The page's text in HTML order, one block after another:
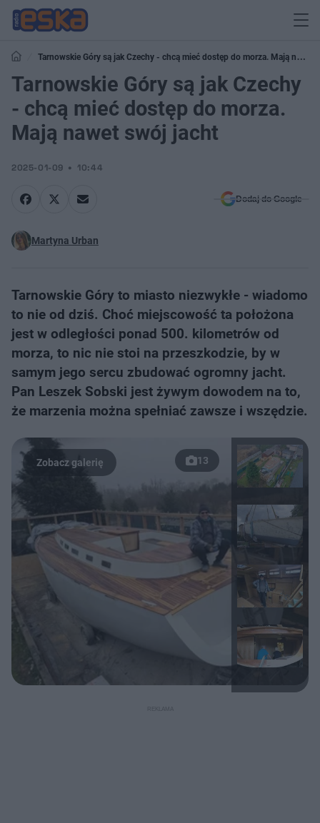
Tarnowskie Góry są jak Czechy - chcą mieć dostęp do morza. Mają nawet
swój jacht
Tarnowskie Góry są jak Czechy
- chcą mieć dostęp do morza.
Mają nawet swój jacht
2025-01-09 10:44
Dodaj do Google
Martyna Urban
Tarnowskie Góry to miasto niezwykłe - wiadomo
to nie od dziś. Choć miejscowość ta położona
jest w odległości ponad 500. kilometrów od
morza, to nic nie stoi na przeszkodzie, by w
samym jego sercu zbudować ogromny jacht.
Pan Leszek Sobski jest żywym dowodem na to,
że marzenia można spełniać zawsze i wszędzie.
13